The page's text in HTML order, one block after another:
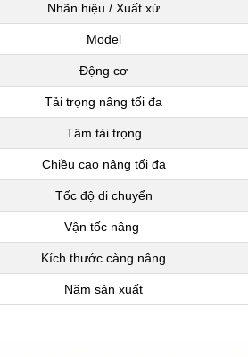
Nhãn hiệu / Xuất xứ
Model
Động cơ
Tải trọng nâng tối đa
Tâm tải trọng
Chiều cao nâng tối đa
Tốc độ di chuyển
Vận tốc nâng
Kích thước càng nâng
Năm sản xuất